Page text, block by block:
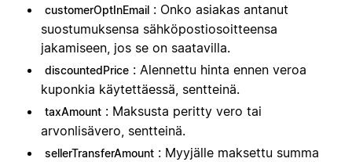
customerOptInEmail : Onko asiakas antanut
suostumuksensa sähköpostiosoitteensa
jakamiseen, jos se on saatavilla.
discountedPrice : Alennettu hinta ennen veroa
kuponkia käytettäessä, sentteinä.
taxAmount : Maksusta peritty vero tai
arvonlisävero, sentteinä.
sellerTransferAmount : Myyjälle maksettu summa